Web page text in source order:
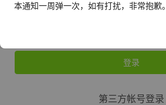
登录
第三方帐号登录
本通知一周弹一次，如有打扰，非常抱歉。